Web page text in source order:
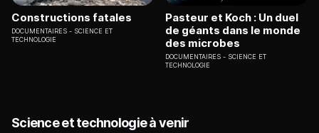
Constructions fatales
DOCUMENTAIRES
SCIENCE ET
TECHNOLOGIE
Pasteur et Koch : Un duel
de géants dans le monde
des microbes
DOCUMENTAIRES
SCIENCE ET
TECHNOLOGIE
Science et technologie à venir